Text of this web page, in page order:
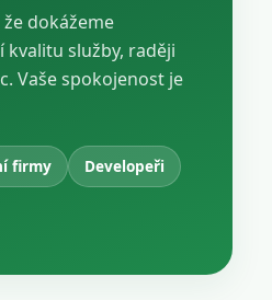
dokážeme
služby, raději
Vaše spokojenost je
firmy
Developeři